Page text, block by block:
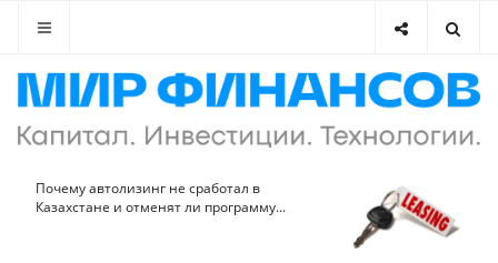
Почему автолизинг не сработал в
Казахстане и отменят ли программу...